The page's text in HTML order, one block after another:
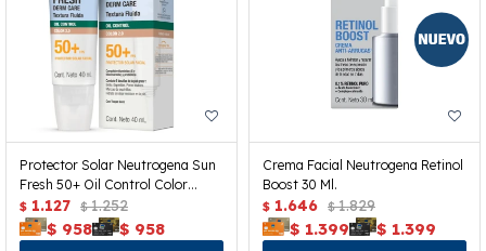
Protector Solar Neutrogena Sun
Fresh 50+ Oil Control Color
40ml.
$ 1.127 $ 1.252
$ 958 $ 958
Crema Facial Neutrogena Retinol
Boost 30 Ml.
$ 1.646 $ 1.829
$ 1.399 $ 1.399